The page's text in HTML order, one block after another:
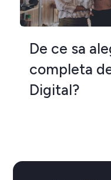
De ce sa
completa
Digital?